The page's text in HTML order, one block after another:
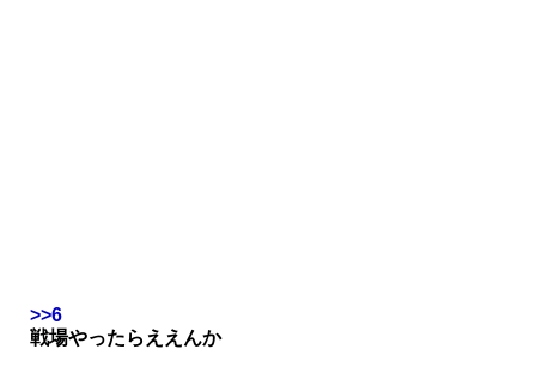
>>6
戦場やったらええんか